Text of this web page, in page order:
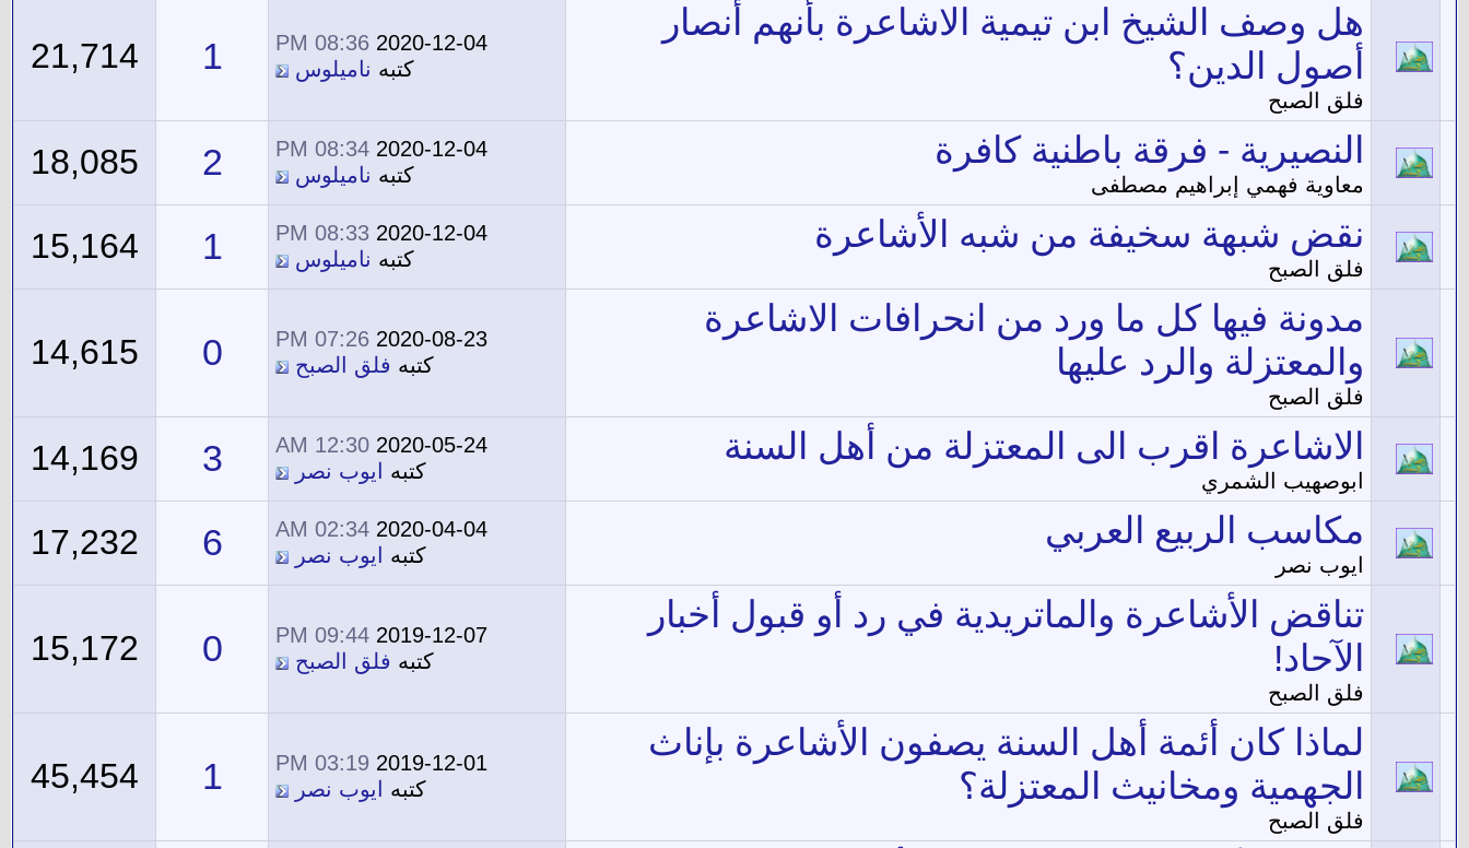
هل وصف الشيخ ابن تيمية الاشاعرة بأنهم أنصار
أصول الدين؟
فلق الصبح
2020-12-04
08:36 PM
كتبه ناميلوس 1
21,714
النصيرية - فرقة باطنية كافرة
معاوية فهمي إبراهيم مصطفى
2020-12-04
08:34 PM
كتبه ناميلوس 2
18,085
نقض شبهة سخيفة من شبه الأشاعرة
فلق الصبح
2020-12-04
08:33 PM
كتبه ناميلوس 1
15,164
مدونة فيها كل ما ورد من انحرافات الاشاعرة
والمعتزلة والرد عليها
فلق الصبح
2020-08-23
07:26 PM
كتبه فلق الصبح 0
14,615
الاشاعرة اقرب الى المعتزلة من أهل السنة
ابوصهيب الشمري
2020-05-24
12:30 AM
كتبه
ايوب نصر 3
14,169
مكاسب الربيع العربي
ايوب نصر
2020-04-04
02:34 AM
كتبه
ايوب نصر 6
17,232
تناقض الأشاعرة والماتريدية في رد أو قبول أخبار
الآحاد!
فلق الصبح
2019-12-07
09:44 PM
كتبه فلق الصبح 0
15,172
لماذا كان أئمة أهل السنة يصفون الأشاعرة بإناث
الجهمية ومخانيث المعتزلة؟
فلق الصبح
2019-12-01
03:19 PM
كتبه
ايوب نصر 1
45,454